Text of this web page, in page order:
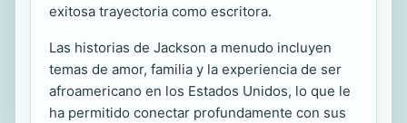
exitosa trayectoria como escritora.
Las historias de Jackson a menudo incluyen
temas de amor, familia y la experiencia de ser
afroamericano en los Estados Unidos, lo que le
ha permitido conectar profundamente con sus